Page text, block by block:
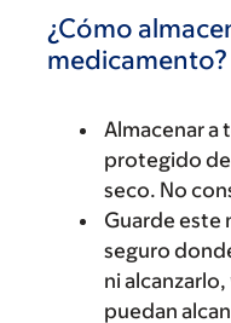
¿Cómo
medicamento?
Almacenar a
protegido de
seco. No
Guarde este
seguro
ni
puedan